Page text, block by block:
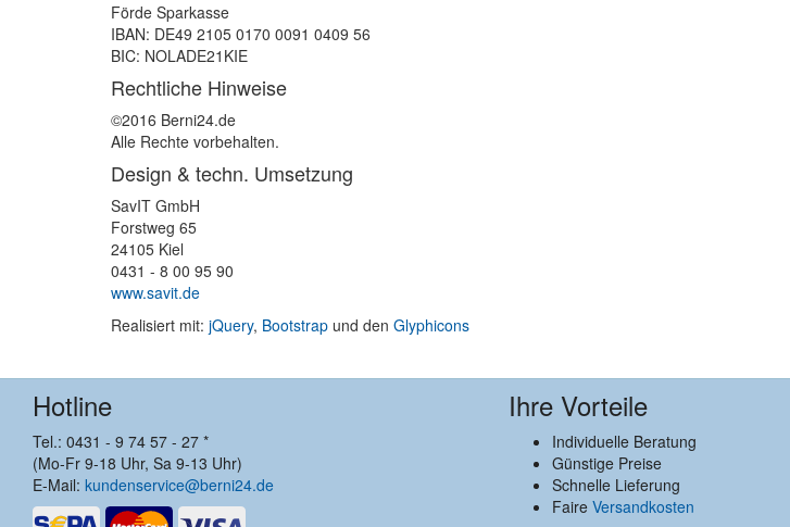
Förde Sparkasse
IBAN: DE49 2105 0170 0091 0409 56
BIC: NOLADE21KIE
Rechtliche Hinweise
©2016 Berni24.de
Alle Rechte vorbehalten.
Design & techn. Umsetzung
SavIT GmbH
Forstweg 65
24105 Kiel
0431 - 8 00 95 90
www.savit.de
Realisiert mit: jQuery, Bootstrap und den Glyphicons
Hotline
Tel.: 0431 - 9 74 57 - 27 *
(Mo-Fr 9-18 Uhr, Sa 9-13 Uhr)
E-Mail: kundenservice@berni24.de
Ihre Vorteile
Individuelle Beratung
Günstige Preise
Schnelle Lieferung
Faire Versandkosten